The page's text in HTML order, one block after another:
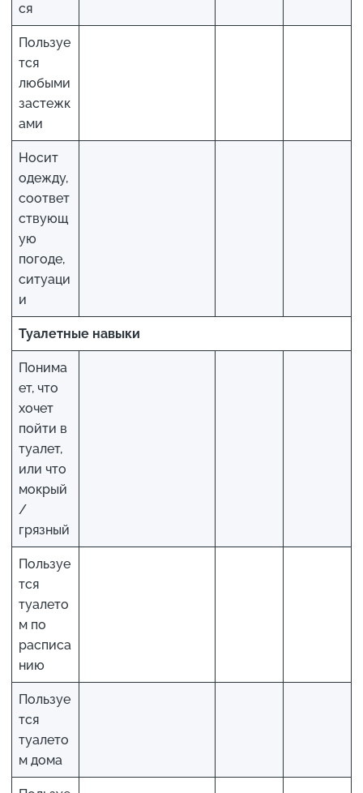
ся
Пользуе
тся
любыми
застежк
ами
Носит
одежду,
соответ
ствующ
ую
погоде,
ситуаци
и
Туалетные навыки
Понима
ет, что
хочет
пойти в
туалет,
или что
мокрый
/
грязный
Пользуе
тся
туалето
м по
расписа
нию
Пользуе
тся
туалето
м дома